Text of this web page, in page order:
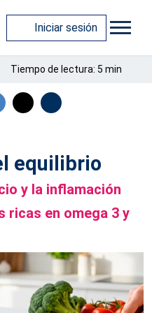
Iniciar sesión
Tiempo de lectura: 5 min
equilibrio
y la inflamación
ricas en omega 3 y